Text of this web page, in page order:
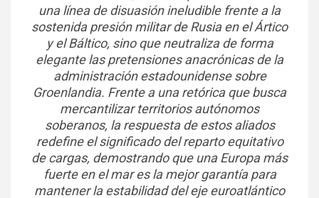
una línea de disuasión ineludible frente a la
sostenida presión militar de Rusia en el Ártico
y el Báltico, sino que neutraliza de forma
elegante las pretensiones anacrónicas de la
administración estadounidense sobre
Groenlandia. Frente a una retórica que busca
mercantilizar territorios autónomos
soberanos, la respuesta de estos aliados
redefine el significado del reparto equitativo
de cargas, demostrando que una Europa más
fuerte en el mar es la mejor garantía para
mantener la estabilidad del eje euroatlántico